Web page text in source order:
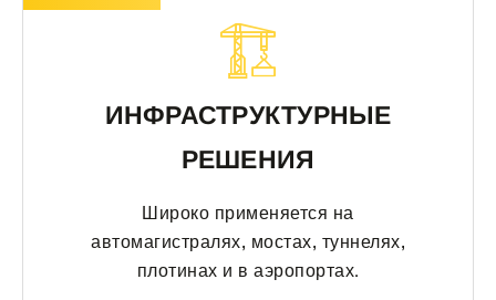
ИНФРАСТРУКТУРНЫЕ
РЕШЕНИЯ
Широко применяется на
автомагистралях, мостах, туннелях,
плотинах и в аэропортах.